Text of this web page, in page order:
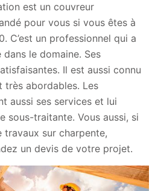
est un couvreur
pour vous si vous êtes à
C’est un professionnel qui a
le domaine. Ses
Il est aussi connu
très abordables. Les
aussi ses services et lui
sous-traitante. Vous aussi, si
sur charpente,
un devis de votre projet.